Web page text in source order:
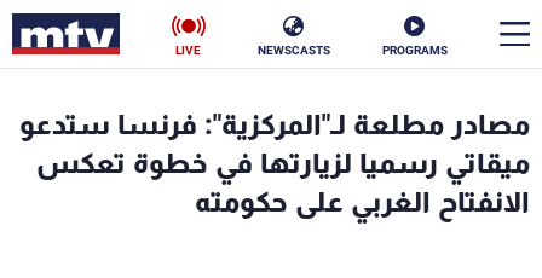
PROGRAMS
NEWSCASTS
LIVE
مصادر مطلعة لـ"المركزية": فرنسا ستدعو
ميقاتي رسميا لزيارتها في خطوة تعكس
الانفتاح الغربي على حكومته
الأخبار
سياسة ناس